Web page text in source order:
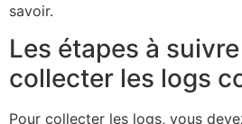
savoir.
Les étapes à
collecter les logs
Pour collecter les logs, vous